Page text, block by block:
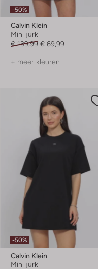
-50%
Calvin Klein
Mini jurk
€ 139,99 € 69,99
+ meer kleuren
-50%
Calvin Klein
Mini jurk